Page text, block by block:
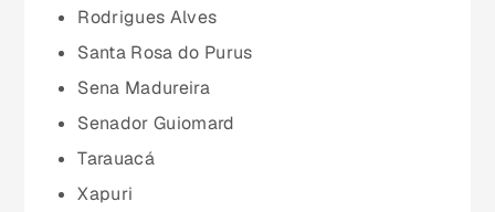
Paraíba (PB)
Paraná (PR)
Rodrigues Alves
Santa Rosa do Purus
Sena Madureira
Senador Guiomard
Tarauacá
Xapuri